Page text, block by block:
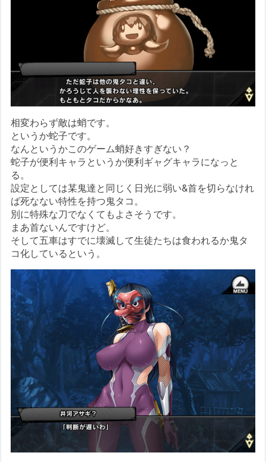
相変わらず敵は蛸です。
というか蛇子です。
なんというかこのゲーム蛸好きすぎない？
蛇子が便利キャラというか便利ギャグキャラになっと
る。
設定としては某鬼達と同じく日光に弱い&首を切らなけれ
ば死なない特性を持つ鬼タコ。
別に特殊な刀でなくてもよさそうです。
まあ首ないんですけど。
そして五車はすでに壊滅して生徒たちは食われるか鬼タ
コ化しているという。